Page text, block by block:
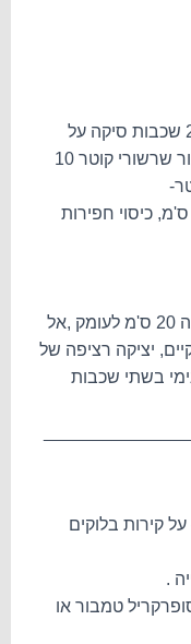
פתיחת ריצפת חוץ לעומק 100 ס'מ, 2 שכבות סיקה על
קירות חות ויסודות החדרון, הנחת צינור שרשורי קוטר 10
חיפוי קירות חוץ בלוחות קלקר עובי 3 ס'מ, כיסוי חפירות
פירוק שורה אחת של קרמיקות, חציבה 20 ס'מ לעומק ,אל
יציקה רציפה של
בשתי שכבות
קירות בלוקים
.
טמבור או